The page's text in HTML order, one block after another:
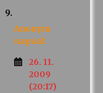
Anonym
napsal:
26. 11.
2009
(20:17)